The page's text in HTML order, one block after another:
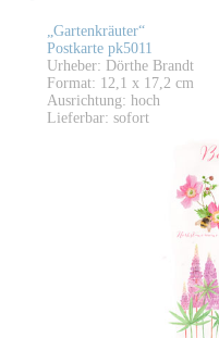
„Gartenkräuter“
Postkarte pk5011
Urheber: Dörthe Brandt
Format: 12,1 x 17,2 cm
Ausrichtung: hoch
Lieferbar: sofort